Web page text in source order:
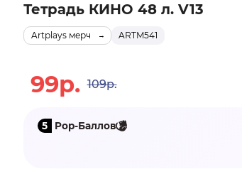
Тетрадь КИНО 48 л. V13
ARTM541
Artplays мерч
99р. 109р.
5 Pop-Баллов